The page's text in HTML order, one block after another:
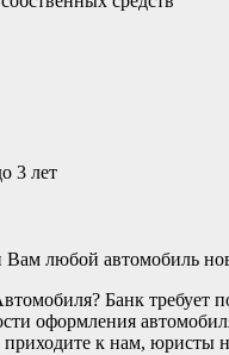
3 лет
любой автомобиль
Банк
оформления
к нам, юристы